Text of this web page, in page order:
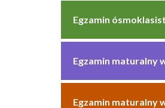
Egzamin
Egzamin maturalny
Egzamin maturalny